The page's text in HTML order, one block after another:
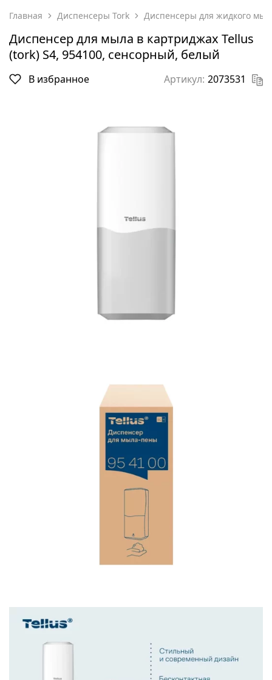
Главная Диспенсеры Tork Диспенсеры для жидкого
Диспенсер для мыла в картриджах Tellus
(tork) S4, 954100, сенсорный, белый
В избранное Артикул: 2073531